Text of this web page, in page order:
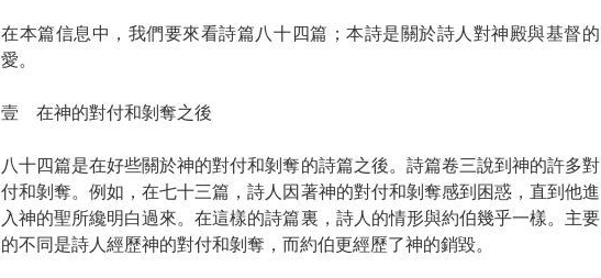
在本篇信息中，我們要來看詩篇八十四篇；本詩是關於詩人對神殿與基督的
愛。
壹 在神的對付和剝奪之後
八十四篇是在好些關於神的對付和剝奪的詩篇之後。詩篇卷三說到神的許多對
付和剝奪。例如，在七十三篇，詩人因著神的對付和剝奪感到困惑，直到他進
入神的聖所纔明白過來。在這樣的詩篇裏，詩人的情形與約伯幾乎一樣。主要
的不同是詩人經歷神的對付和剝奪，而約伯更經歷了神的銷毀。